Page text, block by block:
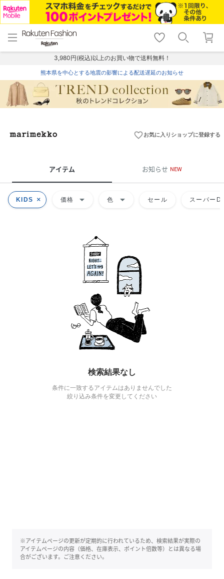
menu home
トップ
shopping_cart lock_outline
ログイン
3,980円(税込)以上のお買い物で送料無料！
熊本県を中心とする地震の影響による配送遅延のお知らせ
favorite_borderお気に入りショップに登録する
アイテム お知らせ NEW
KIDS 価格 arrow_drop_down 色 arrow_drop_down セール スーパー
検索結果なし
条件に一致するアイテムはありませんでした
絞り込み条件を変更してください
※アイテムページの更新が定期的に行われているため、検索結果が実際の
アイテムページの内容（価格、在庫表示、ポイント倍数等）とは異なる場
合がございます。ご注意ください。